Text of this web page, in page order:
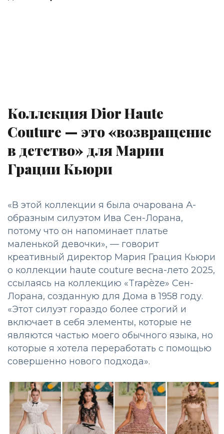
Коллекция Dior Haute
Couture — это «возвращение
в детство» для Марии
Грации Кьюри
«В этой коллекции я была очарована А-
образным силуэтом Ива Сен-Лорана,
потому что он напоминает платье
маленькой девочки», — говорит
креативный директор Мария Грация Кьюри
о коллекции haute couture весна-лето 2025,
ссылаясь на коллекцию «Trapèze» Сен-
Лорана, созданную для Дома в 1958 году.
«Этот силуэт гораздо более строгий и
включает в себя элементы, которые не
являются частью моего обычного языка, но
которые я хотела переработать с помощью
совершенно нового подхода».